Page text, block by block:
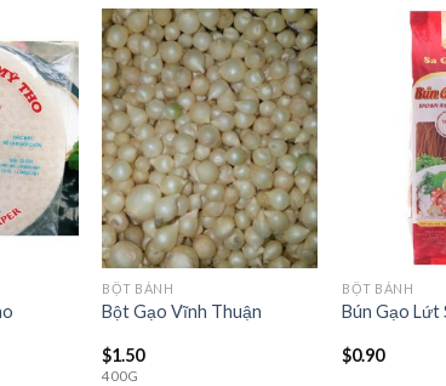
Add to
wishlist
Add to
wishlist
BỘT BÁNH
Bột Gạo Vĩnh Thuận
$1.50
400G
BỘT BÁNH
Bún Gạo Lứt
$0.90